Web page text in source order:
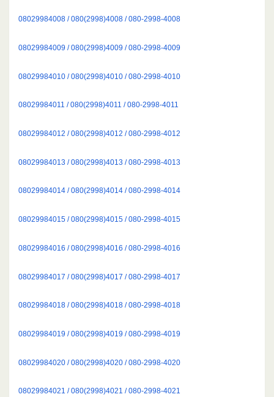
08029984008 / 080(2998)4008 / 080-2998-4008
08029984009 / 080(2998)4009 / 080-2998-4009
08029984010 / 080(2998)4010 / 080-2998-4010
08029984011 / 080(2998)4011 / 080-2998-4011
08029984012 / 080(2998)4012 / 080-2998-4012
08029984013 / 080(2998)4013 / 080-2998-4013
08029984014 / 080(2998)4014 / 080-2998-4014
08029984015 / 080(2998)4015 / 080-2998-4015
08029984016 / 080(2998)4016 / 080-2998-4016
08029984017 / 080(2998)4017 / 080-2998-4017
08029984018 / 080(2998)4018 / 080-2998-4018
08029984019 / 080(2998)4019 / 080-2998-4019
08029984020 / 080(2998)4020 / 080-2998-4020
08029984021 / 080(2998)4021 / 080-2998-4021